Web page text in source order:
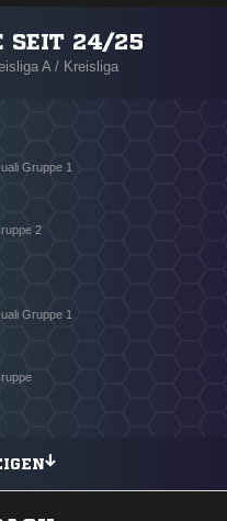
SEIT 24/25
A / Kreisliga
Gruppe 1
2
Gruppe 1